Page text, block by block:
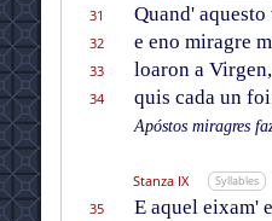
31 Quand'
32
e eno miragre
33
loaron a
34
quis cada un
Apóstos miragres
Stanza IX Syllables
35 E aquel eixam'